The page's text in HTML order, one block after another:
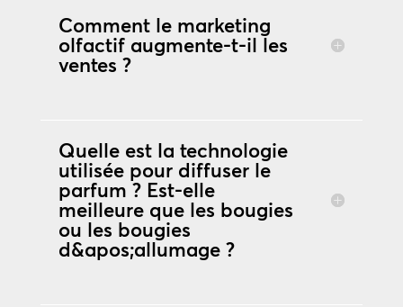
Comment le marketing
olfactif augmente-t-il les
ventes ?
Quelle est la technologie
utilisée pour diffuser le
parfum ? Est-elle
meilleure que les bougies
ou les bougies
d&apos;allumage ?